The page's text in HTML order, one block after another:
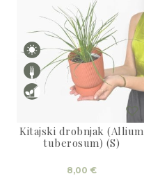
Kitajski drobnjak (Allium
tuberosum) (S)
8,00 €